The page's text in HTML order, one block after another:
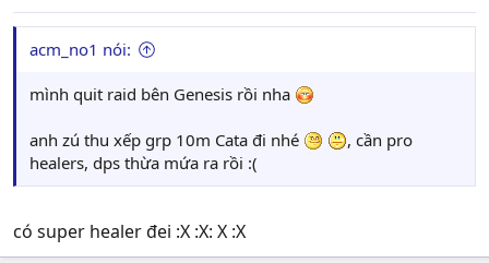
acm_no1 nói:
mình quit raid bên Genesis rồi nha
anh zú thu xếp grp 10m Cata đi nhé
, cần pro
healers, dps thừa mứa ra rồi :(
có super healer đei :X :X: X :X